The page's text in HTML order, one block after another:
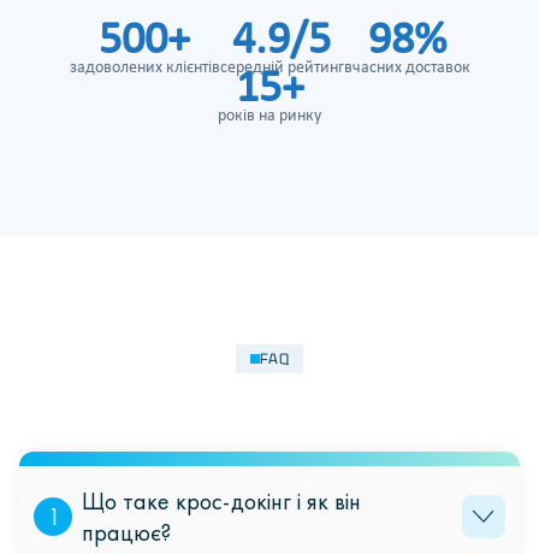
500+
задоволених клієнтів
4.9/5
середній рейтинг
98%
вчасних доставок
15+
років на ринку
FAQ
1
Що таке крос-докінг і як він
працює?